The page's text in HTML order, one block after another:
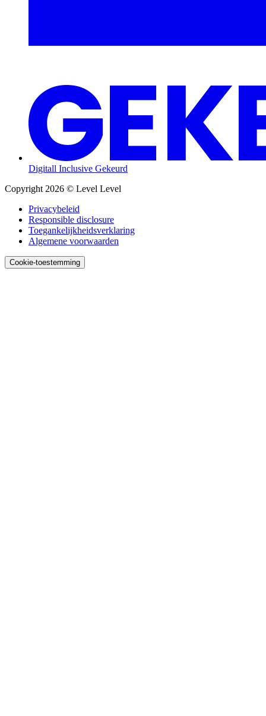
Digitall Inclusive Gekeurd
Copyright 2026 © Level Level
Privacybeleid
Responsible disclosure
Toegankelijk­heids­verklaring
Algemene voorwaarden
Cookie-toestemming